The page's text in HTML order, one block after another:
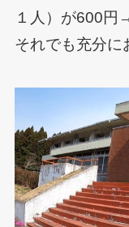
１人）が600円
それでも充分に